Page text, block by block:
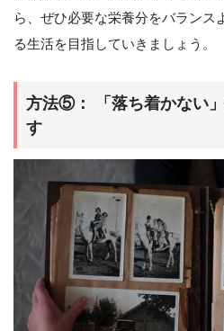
ら、ぜひ必要な栄養分をバランス
る生活を目指していきましょう。
方法⑤： 「落ち着かない
す